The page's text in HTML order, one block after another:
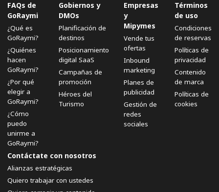
FAQs de
GoRaymi
¿Qué es
GoRaymi?
¿Quiénes
hacen
GoRaymi?
¿Por qué
elegir a
GoRaymi?
¿Cómo
puedo
unirme a
GoRaymi?
Gobiernos y
DMOs
Planificación de
destinos
Posicionamiento
digital SaaS
Campañas de
promoción
Héroes del
Turismo
Empresas
y
Mipymes
Vende tus
ofertas
Inbound
marketing
Planes de
publicidad
Gestión de
redes
sociales
Términos
de uso
Condiciones
de reservas
Políticas de
privacidad
Contenido
de marca
Políticas de
cookies
Contáctate con nosotros
Alianzas estratégicas
Quiero trabajar con ustedes